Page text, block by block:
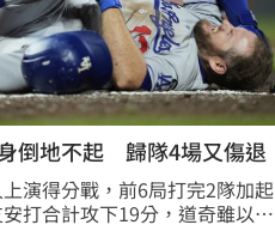
倒地不起 歸隊4場又傷退
演得分戰，前6局打完2隊加起
打合計攻下19分，道奇雖以